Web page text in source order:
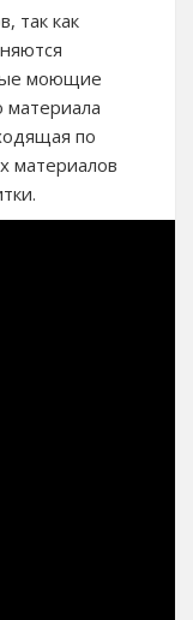
так как
моющие
материала
по
материалов